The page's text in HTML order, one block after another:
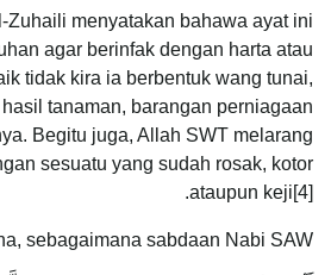
Zuhaili menyatakan bahawa ayat ini
agar berinfak dengan harta atau
tidak kira ia berbentuk wang tunai,
tanaman, barangan perniagaan
Begitu juga, Allah SWT melarang
sesuatu yang sudah rosak, kotor
ataupun keji[4].
sebagaimana sabdaan Nabi SAW: